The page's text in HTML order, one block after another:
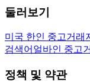
둘러보기
미국 한인 중고거래
검색어 얼바인 중고
정책 및 약관